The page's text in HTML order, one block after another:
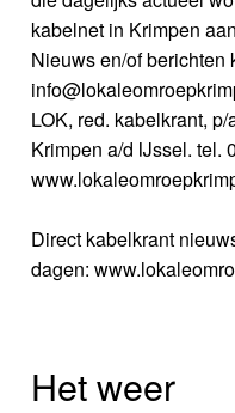
kabelnet in Krimpen
Nieuws en/of berichten
LOK, red. kabelkrant,
Krimpen a/d IJssel. tel.
Direct kabelkrant
dagen:
Het weer